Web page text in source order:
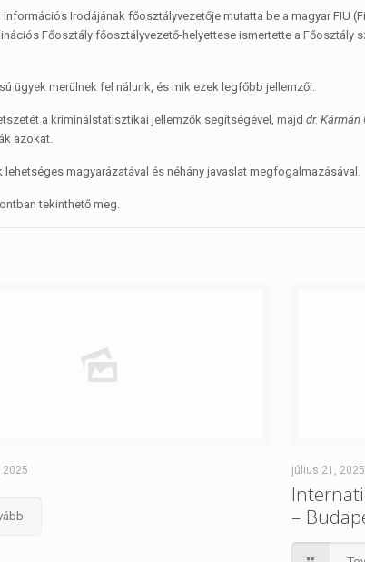
Irodájának főosztályvezetője mutatta be a magyar FIU
Főosztály főosztályvezető-helyettese ismertette a Főosztály
ügyek merülnek fel nálunk, és mik ezek legfőbb jellemzői.
a kriminálstatisztikai jellemzők segítségével, majd dr. Kármán
azokat.
magyarázatával és néhány javaslat megfogalmazásával.
tekinthető meg.
2025 július 21, 2025
–